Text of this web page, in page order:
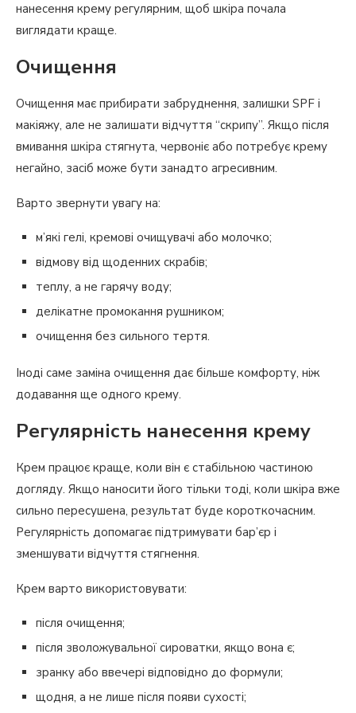
нанесення крему регулярним, щоб шкіра почала
виглядати краще.
Очищення
Очищення має прибирати забруднення, залишки SPF і
макіяжу, але не залишати відчуття “скрипу”. Якщо після
вмивання шкіра стягнута, червоніє або потребує крему
негайно, засіб може бути занадто агресивним.
Варто звернути увагу на:
м’які гелі, кремові очищувачі або молочко;
відмову від щоденних скрабів;
теплу, а не гарячу воду;
делікатне промокання рушником;
очищення без сильного тертя.
Іноді саме заміна очищення дає більше комфорту, ніж
додавання ще одного крему.
Регулярність нанесення крему
Крем працює краще, коли він є стабільною частиною
догляду. Якщо наносити його тільки тоді, коли шкіра вже
сильно пересушена, результат буде короткочасним.
Регулярність допомагає підтримувати бар’єр і
зменшувати відчуття стягнення.
Крем варто використовувати:
після очищення;
після зволожувальної сироватки, якщо вона є;
зранку або ввечері відповідно до формули;
щодня, а не лише після появи сухості;